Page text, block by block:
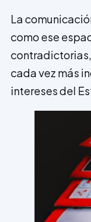
La
como ese
cada vez más
intereses del